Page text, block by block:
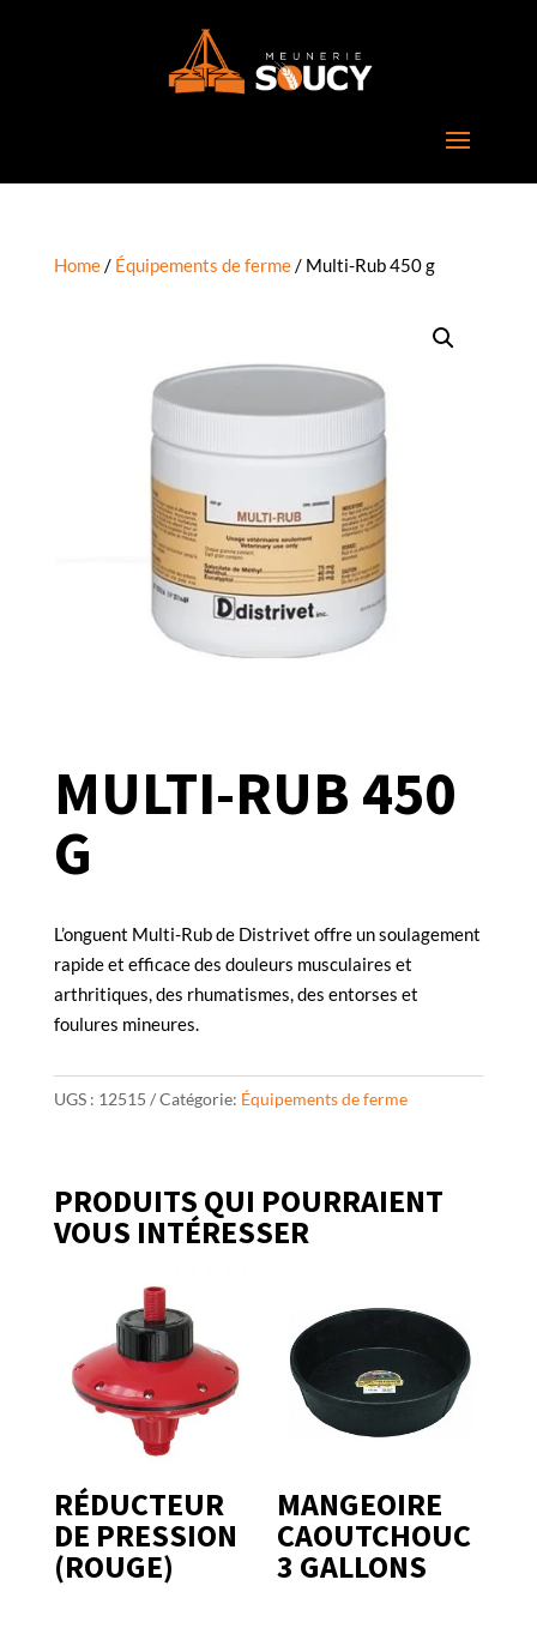
Home/ Équipements de ferme/ Multi-Rub 450 g
MULTI-RUB 450
G
L’onguent Multi-Rub de Distrivet offre un soulagement
rapide et efficace des douleurs musculaires et
arthritiques, des rhumatismes, des entorses et
foulures mineures.
UGS : 12515 Catégorie: Équipements de ferme
PRODUITS QUI POURRAIENT
VOUS INTÉRESSER
RÉDUCTEUR
DE PRESSION
(ROUGE)
MANGEOIRE
CAOUTCHOUC
3 GALLONS